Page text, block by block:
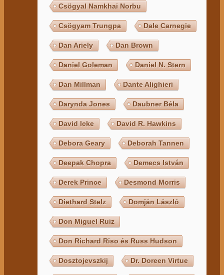
Csögyal Namkhai Norbu
Csögyam Trungpa Dale Carnegie
Dan Ariely Dan Brown
Daniel Goleman Daniel N. Stern
Dan Millman Dante Alighieri
Darynda Jones Daubner Béla
David Icke David R. Hawkins
Debora Geary Deborah Tannen
Deepak Chopra Demecs István
Derek Prince Desmond Morris
Diethard Stelz Domján László
Don Miguel Ruiz
Don Richard Riso és Russ Hudson
Dosztojevszkij Dr. Doreen Virtue